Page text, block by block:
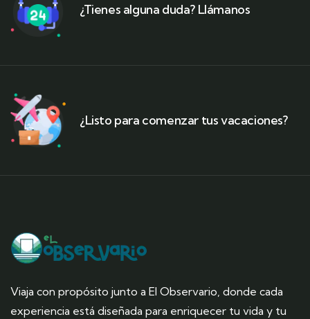
¿Tienes alguna duda? Llámanos
¿Listo para comenzar tus vacaciones?
Viaja con propósito junto a El Observario, donde cada
experiencia está diseñada para enriquecer tu vida y tu